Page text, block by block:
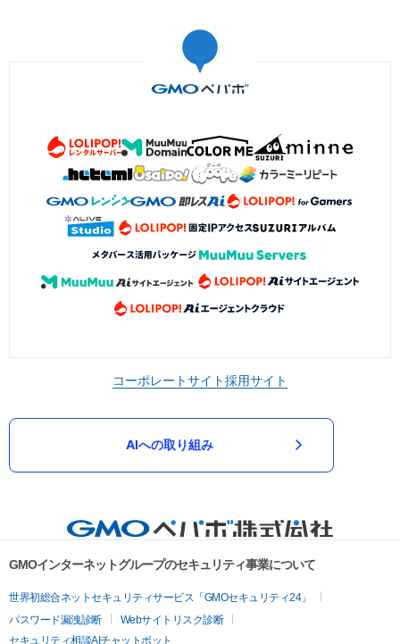
コーポレートサイト採用サイト
AIへの取り組み
GMOインターネットグループのセキュリティ事業について
世界初総合ネットセキュリティサービス「GMOセキュリティ24」
パスワード漏洩診断
Webサイトリスク診断
セキュリティ相談AIチャットボット